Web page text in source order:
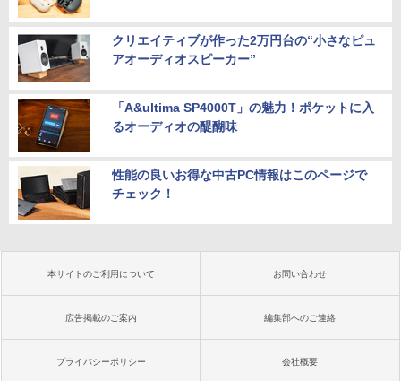
クリエイティブが作った2万円台の“小さなピュ
アオーディオスピーカー”
「A&ultima SP4000T」の魅力！ポケットに入
るオーディオの醍醐味
性能の良いお得な中古PC情報はこのページで
チェック！
本サイトのご利用について お問い合わせ
広告掲載のご案内 編集部へのご連絡
プライバシーポリシー 会社概要